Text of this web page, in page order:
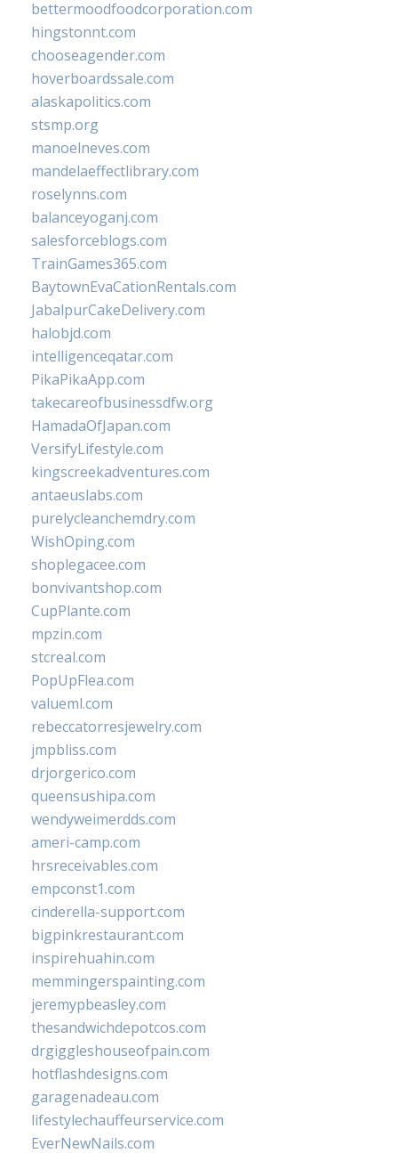
bettermoodfoodcorporation.com
hingstonnt.com
chooseagender.com
hoverboardssale.com
alaskapolitics.com
stsmp.org
manoelneves.com
mandelaeffectlibrary.com
roselynns.com
balanceyoganj.com
salesforceblogs.com
TrainGames365.com
BaytownEvaCationRentals.com
JabalpurCakeDelivery.com
halobjd.com
intelligenceqatar.com
PikaPikaApp.com
takecareofbusinessdfw.org
HamadaOfJapan.com
VersifyLifestyle.com
kingscreekadventures.com
antaeuslabs.com
purelycleanchemdry.com
WishOping.com
shoplegacee.com
bonvivantshop.com
CupPlante.com
mpzin.com
stcreal.com
PopUpFlea.com
valueml.com
rebeccatorresjewelry.com
jmpbliss.com
drjorgerico.com
queensushipa.com
wendyweimerdds.com
ameri-camp.com
hrsreceivables.com
empconst1.com
cinderella-support.com
bigpinkrestaurant.com
inspirehuahin.com
memmingerspainting.com
jeremypbeasley.com
thesandwichdepotcos.com
drgiggleshouseofpain.com
hotflashdesigns.com
garagenadeau.com
lifestylechauffeurservice.com
EverNewNails.com